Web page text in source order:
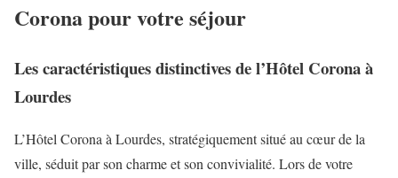
Corona pour votre séjour
Les caractéristiques distinctives de l’Hôtel Corona à
Lourdes
L’Hôtel Corona à Lourdes, stratégiquement situé au cœur de la
ville, séduit par son charme et son convivialité. Lors de votre